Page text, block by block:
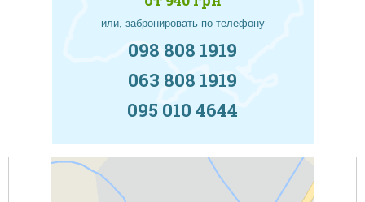
или, забронировать по телефону
098 808 1919
063 808 1919
095 010 4644